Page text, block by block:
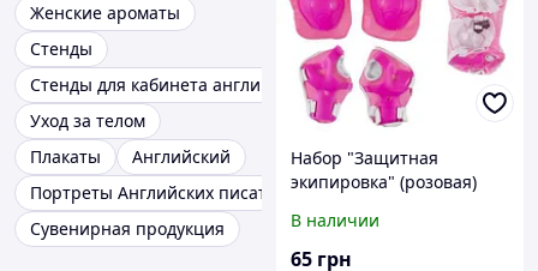
Женские ароматы
Стенды
Стенды для кабинета английского языка
Уход за телом
Плакаты
Английский
Портреты Английских писателей и поэтов
Сувенирная продукция
Набор "Защитная
экипировка" (розовая)
В наличии
65 грн